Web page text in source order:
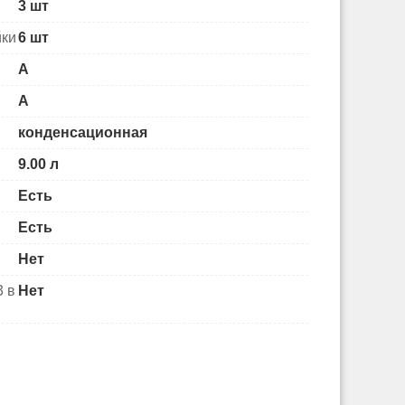
3 шт
6 шт
А
А
конденсационная
9.00 л
Есть
Есть
Нет
в Нет